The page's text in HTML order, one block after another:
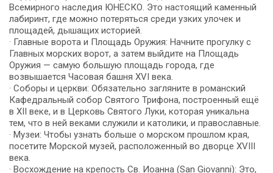
Всемирного наследия ЮНЕСКО. Это настоящий каменный
лабиринт, где можно потеряться среди узких улочек и
площадей, дышащих историей.
· Главные ворота и Площадь Оружия: Начните прогулку с
Главных морских ворот, а затем выйдите на Площадь
Оружия — самую большую площадь города, где
возвышается Часовая башня XVI века.
· Соборы и церкви: Обязательно загляните в романский
Кафедральный собор Святого Трифона, построенный ещё
в XII веке, и в Церковь Святого Луки, которая уникальна
тем, что в ней веками служили и католики, и православные.
· Музеи: Чтобы узнать больше о морском прошлом края,
посетите Морской музей, расположенный во дворце XVIII
века.
· Восхождение на крепость Св. Иоанна (San Giovanni): Это,